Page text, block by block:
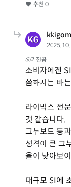
추천 0
@기진곰
소비자에겐
씀하시는 바
라이믹스 전
것 같습니다.
그누보드 등
성격이 큰 그
율이 낮아보
대규모 SI에